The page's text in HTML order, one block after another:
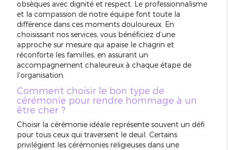
obsèques avec dignité et respect. Le professionnalisme
et la compassion de notre équipe font toute la
différence dans ces moments douloureux. En
choisissant nos services, vous bénéficiez d’une
approche sur mesure qui apaise le chagrin et
réconforte les familles, en assurant un
accompagnement chaleureux à chaque étape de
l’organisation.
Comment choisir le bon type de
cérémonie pour rendre hommage à un
être cher ?
Choisir la cérémonie idéale représente souvent un défi
pour tous ceux qui traversent le deuil. Certains
privilégient les cérémonies religieuses dans une